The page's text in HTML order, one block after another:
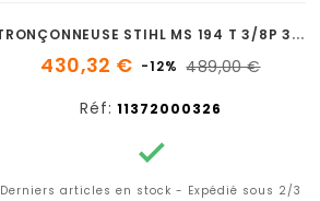
T
RONÇONNEUSE STIHL MS 194 T 3/8P 35CM/14 63P 11372000326
430,32 € -12% 489,00 €
Réf: 11372000326

Derniers articles en stock - Expédié sous 2/3